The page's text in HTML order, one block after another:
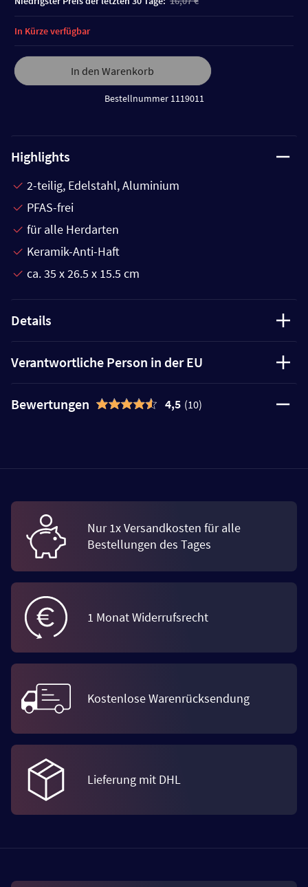
In den Warenkorb
Bestellnummer 1119011
In Kürze verfügbar
Highlights
2-teilig, Edelstahl, Aluminium
PFAS-frei
für alle Herdarten
Keramik-Anti-Haft
ca. 35 x 26.5 x 15.5 cm
Details
Verantwortliche Person in der EU
Bewertungen 4,5 (10)
Nur 1x Versandkosten für alle
Bestellungen des Tages
1 Monat Widerrufsrecht
Kostenlose Warenrücksendung
Lieferung mit DHL